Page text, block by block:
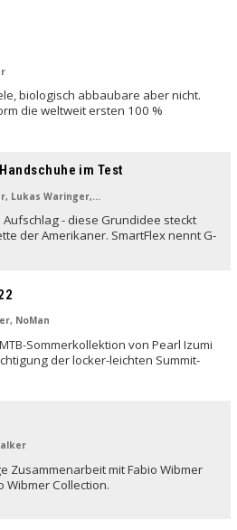
biologisch abbaubare aber nicht.
die weltweit ersten 100 %
im Test
Waringer, NoMan
- diese Grundidee steckt
der Amerikaner. SmartFlex nennt G-
NoMan
Sommerkollektion von Pearl Izumi
der locker-leichten Summit-
Zusammenarbeit mit Fabio Wibmer
Wibmer Collection.